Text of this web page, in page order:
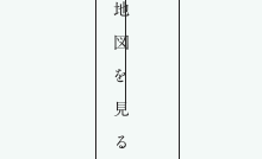
地
図
を
見
る